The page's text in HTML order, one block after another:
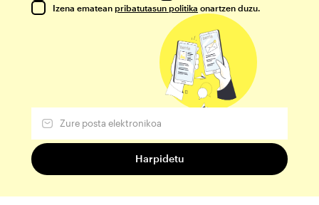
Izena ematean pribatutasun politika onartzen duzu.